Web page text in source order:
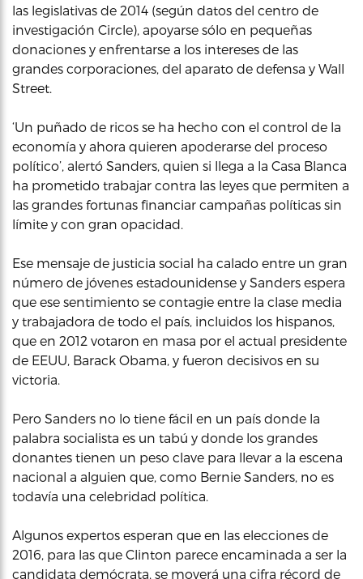
las legislativas de 2014 (según datos del centro de
investigación Circle), apoyarse sólo en pequeñas
donaciones y enfrentarse a los intereses de las
grandes corporaciones, del aparato de defensa y Wall
Street.
‘Un puñado de ricos se ha hecho con el control de la
economía y ahora quieren apoderarse del proceso
político’, alertó Sanders, quien si llega a la Casa Blanca
ha prometido trabajar contra las leyes que permiten a
las grandes fortunas financiar campañas políticas sin
límite y con gran opacidad.
Ese mensaje de justicia social ha calado entre un gran
número de jóvenes estadounidense y Sanders espera
que ese sentimiento se contagie entre la clase media
y trabajadora de todo el país, incluidos los hispanos,
que en 2012 votaron en masa por el actual presidente
de EEUU, Barack Obama, y fueron decisivos en su
victoria.
Pero Sanders no lo tiene fácil en un país donde la
palabra socialista es un tabú y donde los grandes
donantes tienen un peso clave para llevar a la escena
nacional a alguien que, como Bernie Sanders, no es
todavía una celebridad política.
Algunos expertos esperan que en las elecciones de
2016, para las que Clinton parece encaminada a ser la
candidata demócrata, se moverá una cifra récord de